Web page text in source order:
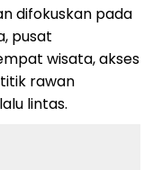
difokuskan pada
pusat
wisata, akses
rawan
lintas.